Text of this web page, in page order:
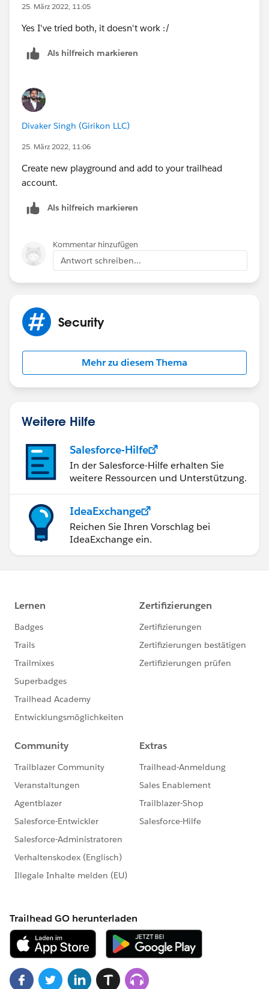
25. März 2022, 11:05
Yes I've tried both, it doesn't work :/
Als hilfreich markieren
Divaker Singh (Girikon LLC)
25. März 2022, 11:06
Create new playground and add to your trailhead
account.
Als hilfreich markieren
Kommentar hinzufügen
Antwort schreiben...
Security
Mehr zu diesem Thema
Weitere Hilfe
Salesforce-Hilfe
In der Salesforce-Hilfe erhalten Sie
weitere Ressourcen und Unterstützung.
IdeaExchange
Reichen Sie Ihren Vorschlag bei
IdeaExchange ein.